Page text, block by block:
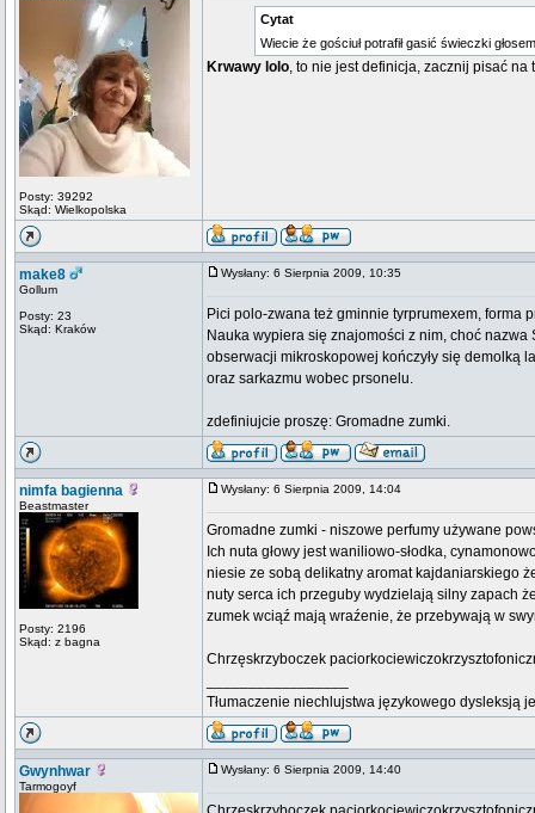
Posty: 39292
Skąd: Wielkopolska
Cytat
Wiecie że gościuł potrafił gasić świeczki
Krwawy lolo, to nie jest definicja, zacznij pisać
make8
Gollum
Posty: 23
Skąd: Kraków
Wysłany: 6 Sierpnia 2009, 10:35
Pici polo-zwana też gminnie tyrprumexem,
Nauka wypiera się znajomości z nim, choć
obserwacji mikroskopowej kończyły się demolką
oraz sarkazmu wobec prsonelu.
zdefiniujcie proszę: Gromadne zumki.
nimfa bagienna
Beastmaster
Posty: 2196
Skąd: z bagna
Wysłany: 6 Sierpnia 2009, 14:04
Gromadne zumki - niszowe perfumy używane
Ich nuta głowy jest waniliowo-słodka,
niesie ze sobą delikatny aromat kajdaniarskiego
nuty serca ich przeguby wydzielają silny zapach
zumek wciąź mają wraźenie, że przebywają w
Chrzęskrzyboczek
Tłumaczenie niechlujstwa językowego dysleksją
Gwynhwar
Tarmogoyf
Wysłany: 6 Sierpnia 2009, 14:40